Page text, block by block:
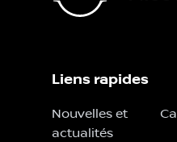
Liens rapides
Nouvelles et
actualités